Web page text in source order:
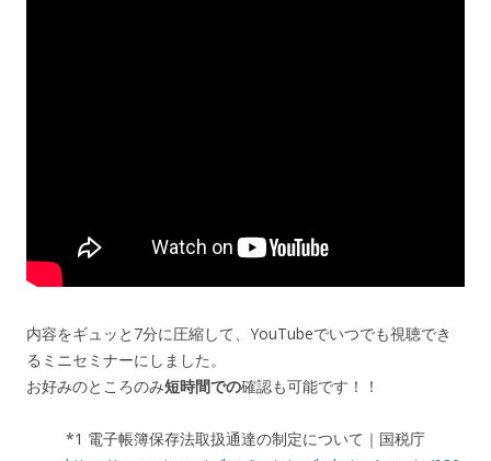
内容をギュッと7分に圧縮して、YouTubeでいつでも視聴でき
るミニセミナーにしました。
お好みのところのみ短時間での確認も可能です！！
*1 電子帳簿保存法取扱通達の制定について｜国税庁